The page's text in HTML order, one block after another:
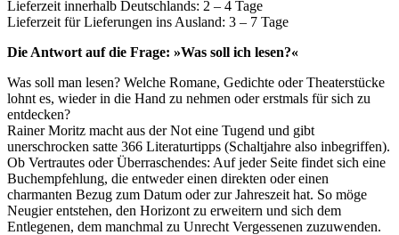
Lieferzeit innerhalb Deutschlands: 2 – 4 Tage
Lieferzeit für Lieferungen ins Ausland: 3 – 7 Tage
Die Antwort auf die Frage: »Was soll ich lesen?«
Was soll man lesen? Welche Romane, Gedichte oder Theaterstücke
lohnt es, wieder in die Hand zu nehmen oder erstmals für sich zu
entdecken?
Rainer Moritz macht aus der Not eine Tugend und gibt
unerschrocken satte 366 Literaturtipps (Schaltjahre also inbegriffen).
Ob Vertrautes oder Überraschendes: Auf jeder Seite findet sich eine
Buchempfehlung, die entweder einen direkten oder einen
charmanten Bezug zum Datum oder zur Jahreszeit hat. So möge
Neugier entstehen, den Horizont zu erweitern und sich dem
Entlegenen, dem manchmal zu Unrecht Vergessenen zuzuwenden.